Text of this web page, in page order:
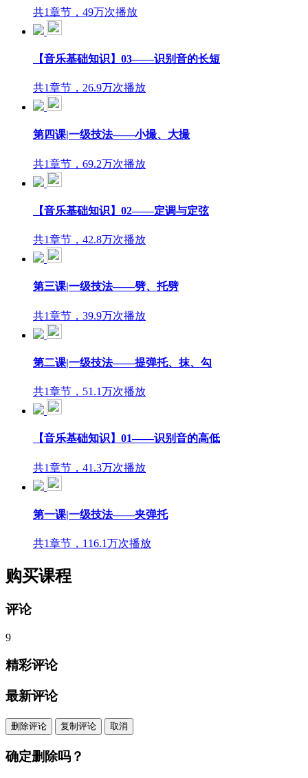
共1章节，49万次播放
【音乐基础知识】03——识别音的长短
共1章节，26.9万次播放
第四课|一级技法——小撮、大撮
共1章节，69.2万次播放
【音乐基础知识】02——定调与定弦
共1章节，42.8万次播放
第三课|一级技法——劈、托劈
共1章节，39.9万次播放
第二课|一级技法——提弹托、抹、勾
共1章节，51.1万次播放
【音乐基础知识】01——识别音的高低
共1章节，41.3万次播放
第一课|一级技法——夹弹托
共1章节，116.1万次播放
购买课程
评论
9
精彩评论
最新评论
删除评论 复制评论 取消
确定删除吗？